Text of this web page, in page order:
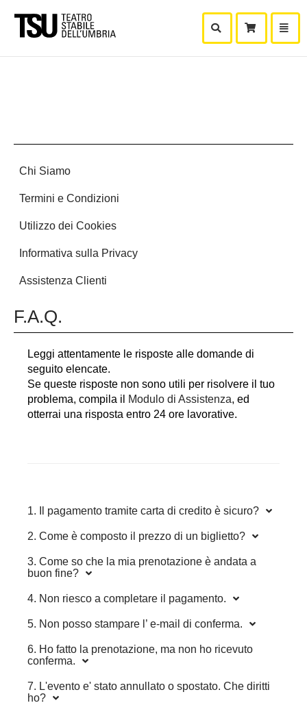
Mostra Ricerca
Chi Siamo
Termini e Condizioni
Utilizzo dei Cookies
Informativa sulla Privacy
Assistenza Clienti
F.A.Q.
Leggi attentamente le risposte alle domande di
seguito elencate.
Se queste risposte non sono utili per risolvere il tuo
problema, compila il
Modulo di Assistenza, ed
otterrai una risposta entro 24 ore lavorative.
1. Il pagamento tramite carta di credito è sicuro?
2. Come è composto il prezzo di un biglietto?
3. Come so che la mia prenotazione è andata a
buon fine?
4. Non riesco a completare il pagamento.
5. Non posso stampare l’ e-mail di conferma.
6. Ho fatto la prenotazione, ma non ho ricevuto
conferma.
7. L'evento e' stato annullato o spostato. Che diritti
ho?